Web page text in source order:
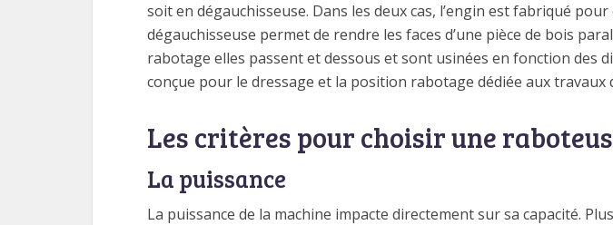
soit en dégauchisseuse. Dans les deux cas, l’engin est fabriqué
dégauchisseuse permet de rendre les faces d’une pièce de bois
rabotage elles passent et dessous et sont usinées en fonction des
conçue pour le dressage et la position rabotage dédiée aux travaux
Les critères pour choisir une
La puissance
La puissance de la machine impacte directement sur sa capacité.